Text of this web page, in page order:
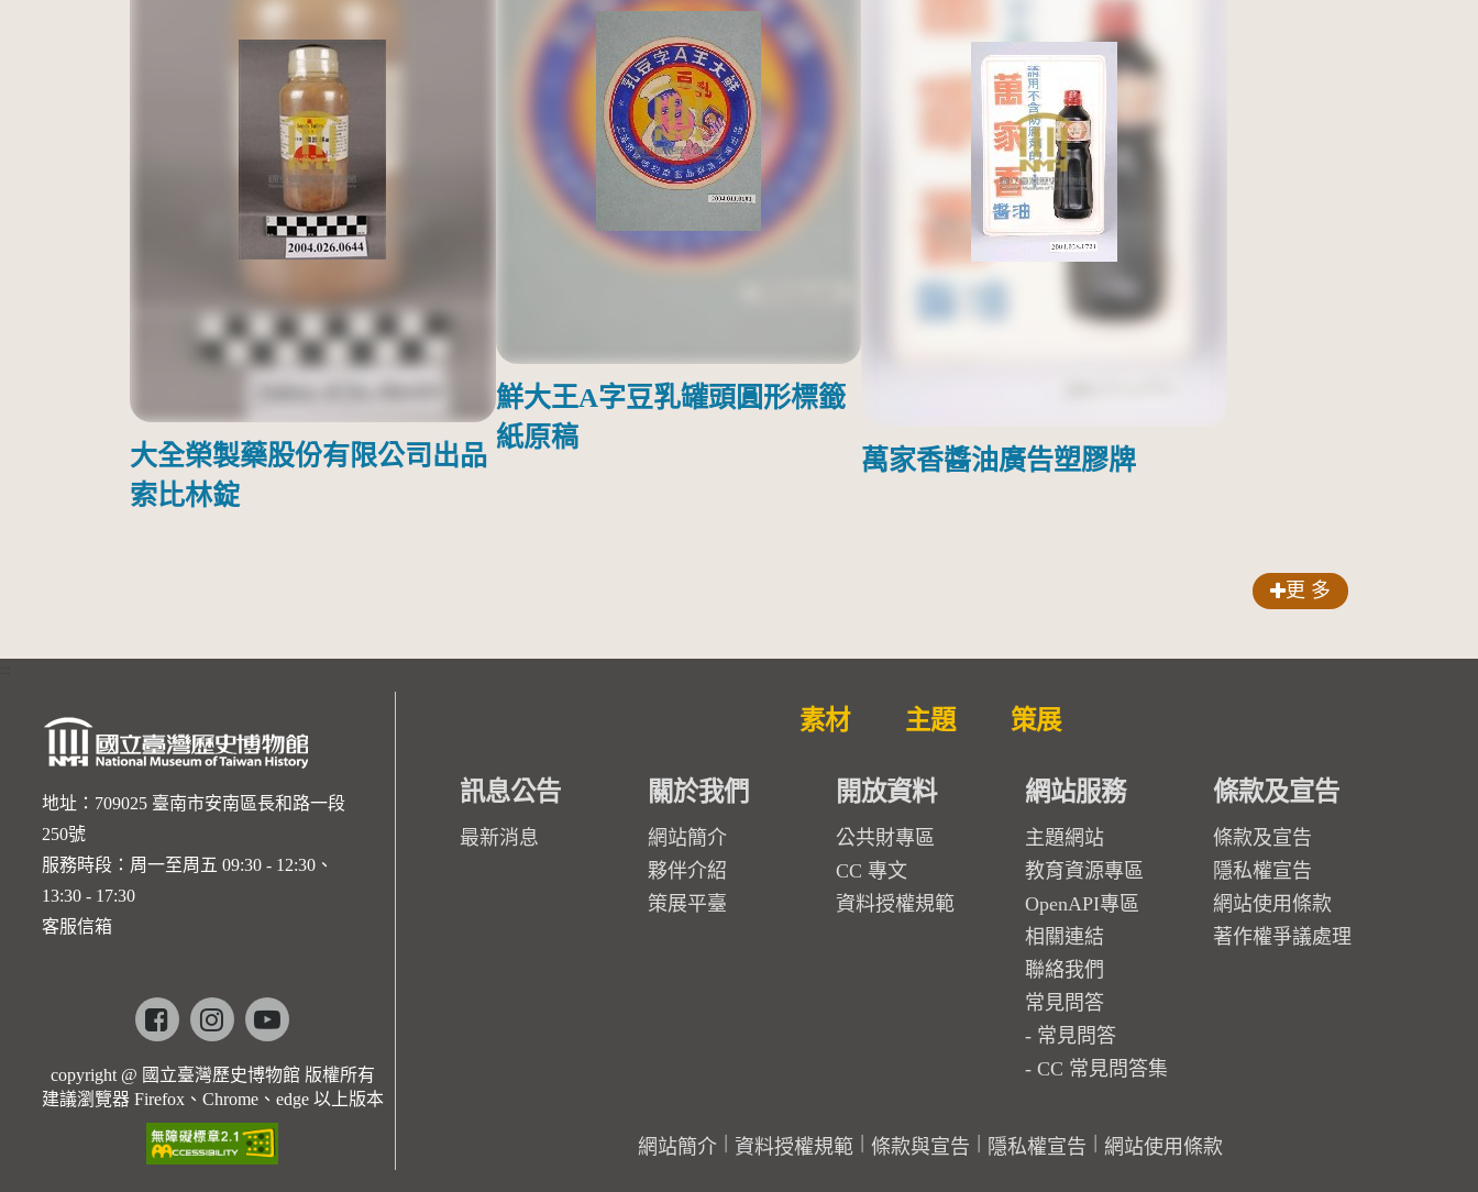
大全榮製藥股份有限公司出品
索比林錠
鮮大王A字豆乳罐頭圓形標籤
紙原稿
萬家香醬油廣告塑膠牌
更 多
地址：709025 臺南市安南區長和路一段
250號
服務時段：周一至周五 09:30 - 12:30、
13:30 - 17:30
客服信箱
Facebookinstagramyoutube
copyright @ 國立臺灣歷史博物館 版權所有
建議瀏覽器 Firefox、Chrome、edge 以上版本
素材 主題 策展
訊息公告
最新消息
關於我們
網站簡介
夥伴介紹
策展平臺
開放資料
公共財專區
CC 專文
資料授權規範
網站服務
主題網站
教育資源專區
OpenAPI專區
相關連結
聯絡我們
常見問答
常見問答
CC 常見問答集
條款及宣告
條款及宣告
隱私權宣告
網站使用條款
著作權爭議處理
網站簡介 資料授權規範 條款與宣告 隱私權宣告 網站使用條款